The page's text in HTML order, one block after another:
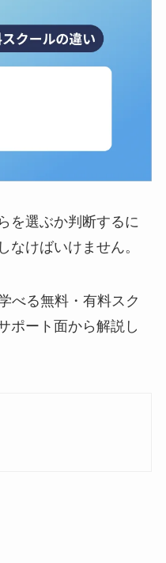
を選ぶか判断するに
なけばいけません。
べる無料・有料スク
ポート面から解説し